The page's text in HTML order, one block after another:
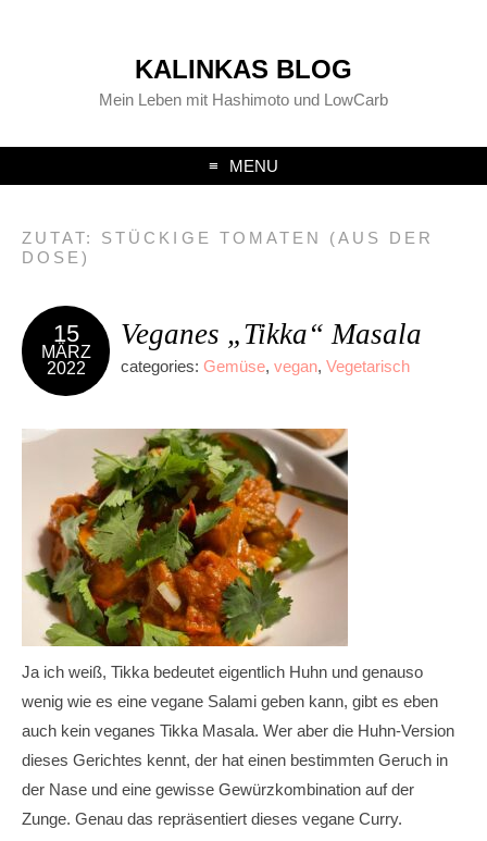
KALINKAS BLOG
Mein Leben mit Hashimoto und LowCarb
MENU
ZUTAT: STÜCKIGE TOMATEN (AUS DER
DOSE)
15
MÄRZ
2022
Veganes „Tikka“ Masala
categories: Gemüse, vegan, Vegetarisch
Ja ich weiß, Tikka bedeutet eigentlich Huhn und genauso
wenig wie es eine vegane Salami geben kann, gibt es eben
auch kein veganes Tikka Masala. Wer aber die Huhn-Version
dieses Gerichtes kennt, der hat einen bestimmten Geruch in
der Nase und eine gewisse Gewürzkombination auf der
Zunge. Genau das repräsentiert dieses vegane Curry.